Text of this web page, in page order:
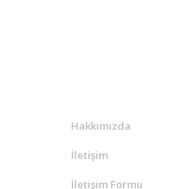
Hakkımızda
İletişim
İletişim Formu